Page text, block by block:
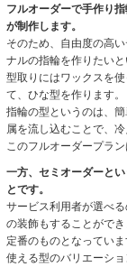
フルオーダーで手作り
が制作します。
そのため、自由度の高
ナルの指輪を作りたい
型取りにはワックスを
て、ひな型を作ります。
指輪の型というのは、
属を流し込むことで、
このフルオーダープラ
一方、セミオーダーと
とです。
サービス利用者が選べ
の装飾もすることがで
定番のものとなっていま
使える型のバリエーシ